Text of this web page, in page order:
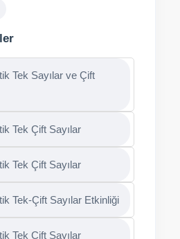
Tek Sayılar ve Çift
Tek Çift Sayılar
Tek Çift Sayılar
Tek-Çift Sayılar Etkinliği
Tek Çift Sayılar